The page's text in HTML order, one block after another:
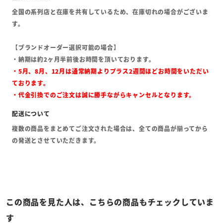
全国の系列店と在庫を共有しているため、在庫切れの場合がございま
す。
【ブランドオーダー選択可能の場合】
・納期は約2ヶ月半前後お時間を頂いております。
・5月、8月、12月は通常納期よりプラス2週間ほどお時間をいただい
ております。
・代金引換でのご注文は誠に勝手ながらキャンセルとなります。
複数の商品をまとめてご注文された場合は、全ての商品が揃ってから
の発送とさせていただきます。
この商品を見た人は、こちらの商品もチェックしていま
す